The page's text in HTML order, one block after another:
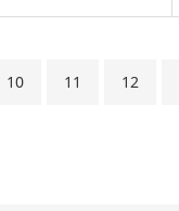
10 11 12